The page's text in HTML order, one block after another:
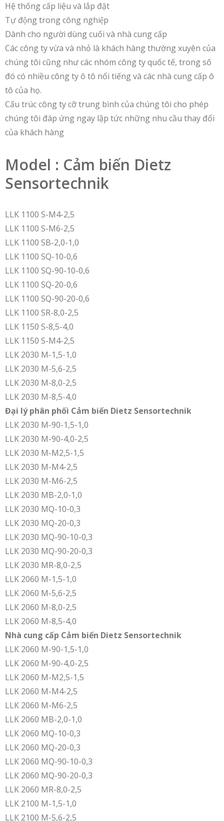
Hệ thống cấp liệu và lắp đặt
Tự động trong công nghiệp
Dành cho người dùng cuối và nhà cung cấp
Các công ty vừa và nhỏ là khách hàng thường xuyên của
chúng tôi cũng như các nhóm công ty quốc tế, trong số
đó có nhiều công ty ô tô nổi tiếng và các nhà cung cấp ô
tô của họ.
Cấu trúc công ty cỡ trung bình của chúng tôi cho phép
chúng tôi đáp ứng ngay lập tức những nhu cầu thay đổi
của khách hàng
Model : Cảm biến Dietz
Sensortechnik
LLK 1100 S-M4-2,5
LLK 1100 S-M6-2,5
LLK 1100 SB-2,0-1,0
LLK 1100 SQ-10-0,6
LLK 1100 SQ-90-10-0,6
LLK 1100 SQ-20-0,6
LLK 1100 SQ-90-20-0,6
LLK 1100 SR-8,0-2,5
LLK 1150 S-8,5-4,0
LLK 1150 S-M4-2,5
LLK 2030 M-1,5-1,0
LLK 2030 M-5,6-2,5
LLK 2030 M-8,0-2,5
LLK 2030 M-8,5-4,0
Đại lý phân phối Cảm biến Dietz Sensortechnik
LLK 2030 M-90-1,5-1,0
LLK 2030 M-90-4,0-2,5
LLK 2030 M-M2,5-1,5
LLK 2030 M-M4-2,5
LLK 2030 M-M6-2,5
LLK 2030 MB-2,0-1,0
LLK 2030 MQ-10-0,3
LLK 2030 MQ-20-0,3
LLK 2030 MQ-90-10-0,3
LLK 2030 MQ-90-20-0,3
LLK 2030 MR-8,0-2,5
LLK 2060 M-1,5-1,0
LLK 2060 M-5,6-2,5
LLK 2060 M-8,0-2,5
LLK 2060 M-8,5-4,0
Nhà cung cấp Cảm biến Dietz Sensortechnik
LLK 2060 M-90-1,5-1,0
LLK 2060 M-90-4,0-2,5
LLK 2060 M-M2,5-1,5
LLK 2060 M-M4-2,5
LLK 2060 M-M6-2,5
LLK 2060 MB-2,0-1,0
LLK 2060 MQ-10-0,3
LLK 2060 MQ-20-0,3
LLK 2060 MQ-90-10-0,3
LLK 2060 MQ-90-20-0,3
LLK 2060 MR-8,0-2,5
LLK 2100 M-1,5-1,0
LLK 2100 M-5,6-2,5